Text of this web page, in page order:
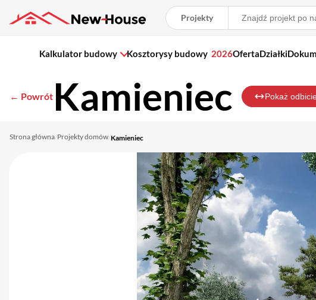
Projekty
Kalkulator budowy Kosztorysy budowy 2026OfertaDziałki
← Powrót Kamieniec Pokaż
Strona główna/Projekty domów/Kamieniec